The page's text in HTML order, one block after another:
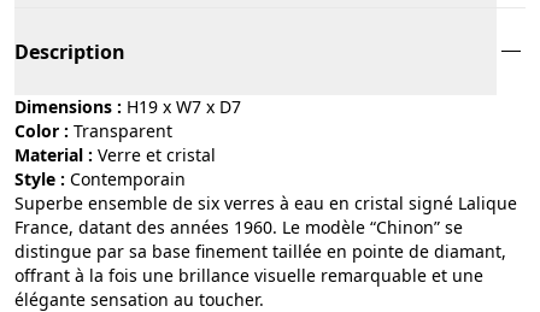
Description
Dimensions : H19 x W7 x D7
Color :
transparent
Material :
verre et cristal
Style :
contemporain
Superbe ensemble de six verres à eau en cristal signé Lalique
France, datant des années 1960. Le modèle “Chinon” se
distingue par sa base finement taillée en pointe de diamant,
offrant à la fois une brillance visuelle remarquable et une
élégante sensation au toucher.